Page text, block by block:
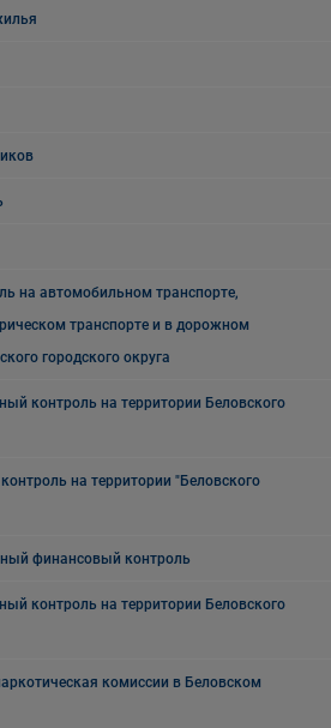
на автомобильном транспорте,
транспорте и в дорожном
городского округа
контроль на территории Беловского
на территории "Беловского
финансовый контроль
контроль на территории Беловского
комиссии в Беловском